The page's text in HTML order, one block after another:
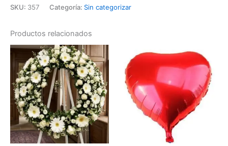
pulgadas
SKU: 357 Categoría: Sin categorizar
Productos relacionados